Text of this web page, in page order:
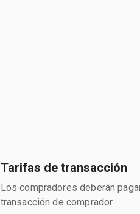
Tarifas de transacción
Los compradores deberán
transacción de comprador